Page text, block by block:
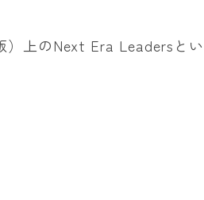
）上のNext Era Leadersと